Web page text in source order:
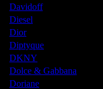
Davidoff
Diesel
Dior
Diptyque
DKNY
Dolce & Gabbana
Doriane